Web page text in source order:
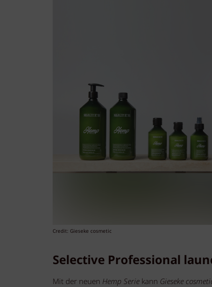
Credit: Gieseke cosmetic
Selective Professional
Mit der neuen Hemp Seriekann Gieseke